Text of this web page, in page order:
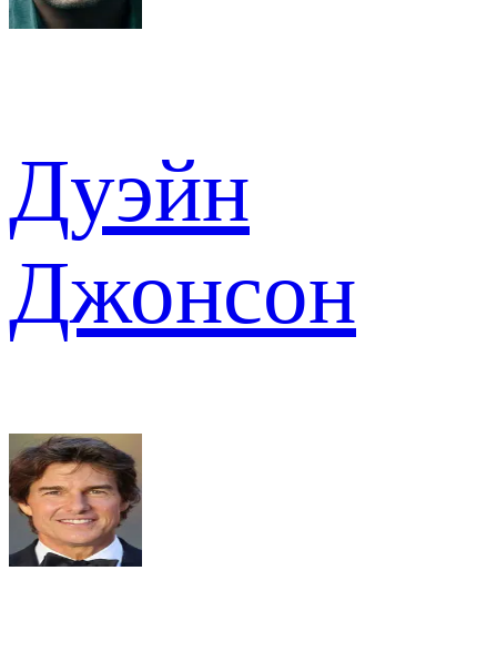
Дуэйн
Джонсон